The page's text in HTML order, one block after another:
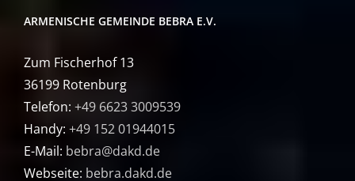
ARMENISCHE GEMEINDE BEBRA E.V.
Zum Fischerhof 13
36199 Rotenburg
Telefon: +49 6623 3009539
Handy: +49 152 01944015
E-Mail: bebra@dakd.de
Webseite: bebra.dakd.de